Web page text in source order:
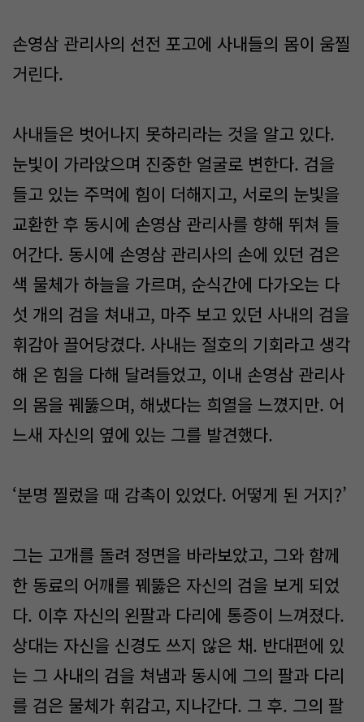
손영삼 관리사의 선전 포고에 사내들의 몸이 움찔
거린다.
사내들은 벗어나지 못하리라는 것을 알고 있다.
눈빛이 가라앉으며 진중한 얼굴로 변한다. 검을
들고 있는 주먹에 힘이 더해지고, 서로의 눈빛을
교환한 후 동시에 손영삼 관리사를 향해 뛰쳐 들
어간다. 동시에 손영삼 관리사의 손에 있던 검은
색 물체가 하늘을 가르며, 순식간에 다가오는 다
섯 개의 검을 쳐내고, 마주 보고 있던 사내의 검을
휘감아 끌어당겼다. 사내는 절호의 기회라고 생각
해 온 힘을 다해 달려들었고, 이내 손영삼 관리사
의 몸을 꿰뚫으며, 해냈다는 희열을 느꼈지만. 어
느새 자신의 옆에 있는 그를 발견했다.
‘분명 찔렀을 때 감촉이 있었다. 어떻게 된 거지?’
그는 고개를 돌려 정면을 바라보았고, 그와 함께
한 동료의 어깨를 꿰뚫은 자신의 검을 보게 되었
다. 이후 자신의 왼팔과 다리에 통증이 느껴졌다.
상대는 자신을 신경도 쓰지 않은 채. 반대편에 있
는 그 사내의 검을 쳐냄과 동시에 그의 팔과 다리
를 검은 물체가 휘감고, 지나간다. 그 후. 그의 팔